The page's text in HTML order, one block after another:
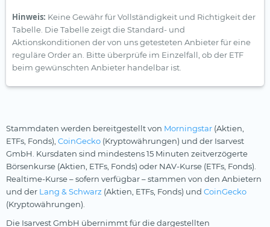
Hinweis: Keine Gewähr für Vollständigkeit und Richtigkeit der
Tabelle. Die Tabelle zeigt die Standard- und
Aktionskonditionen der von uns getesteten Anbieter für eine
reguläre Order an. Bitte überprüfe im Einzelfall, ob der ETF
beim gewünschten Anbieter handelbar ist.
Stammdaten werden bereitgestellt von Morningstar (Aktien,
ETFs, Fonds), CoinGecko (Kryptowährungen) und der Isarvest
GmbH. Kursdaten sind mindestens 15 Minuten zeitverzögerte
Börsenkurse (Aktien, ETFs, Fonds) oder NAV-Kurse (ETFs, Fonds).
Realtime-Kurse – sofern verfügbar – stammen von den Anbietern
und der Lang & Schwarz (Aktien, ETFs, Fonds) und CoinGecko
(Kryptowährungen).
Die Isarvest GmbH übernimmt für die dargestellten